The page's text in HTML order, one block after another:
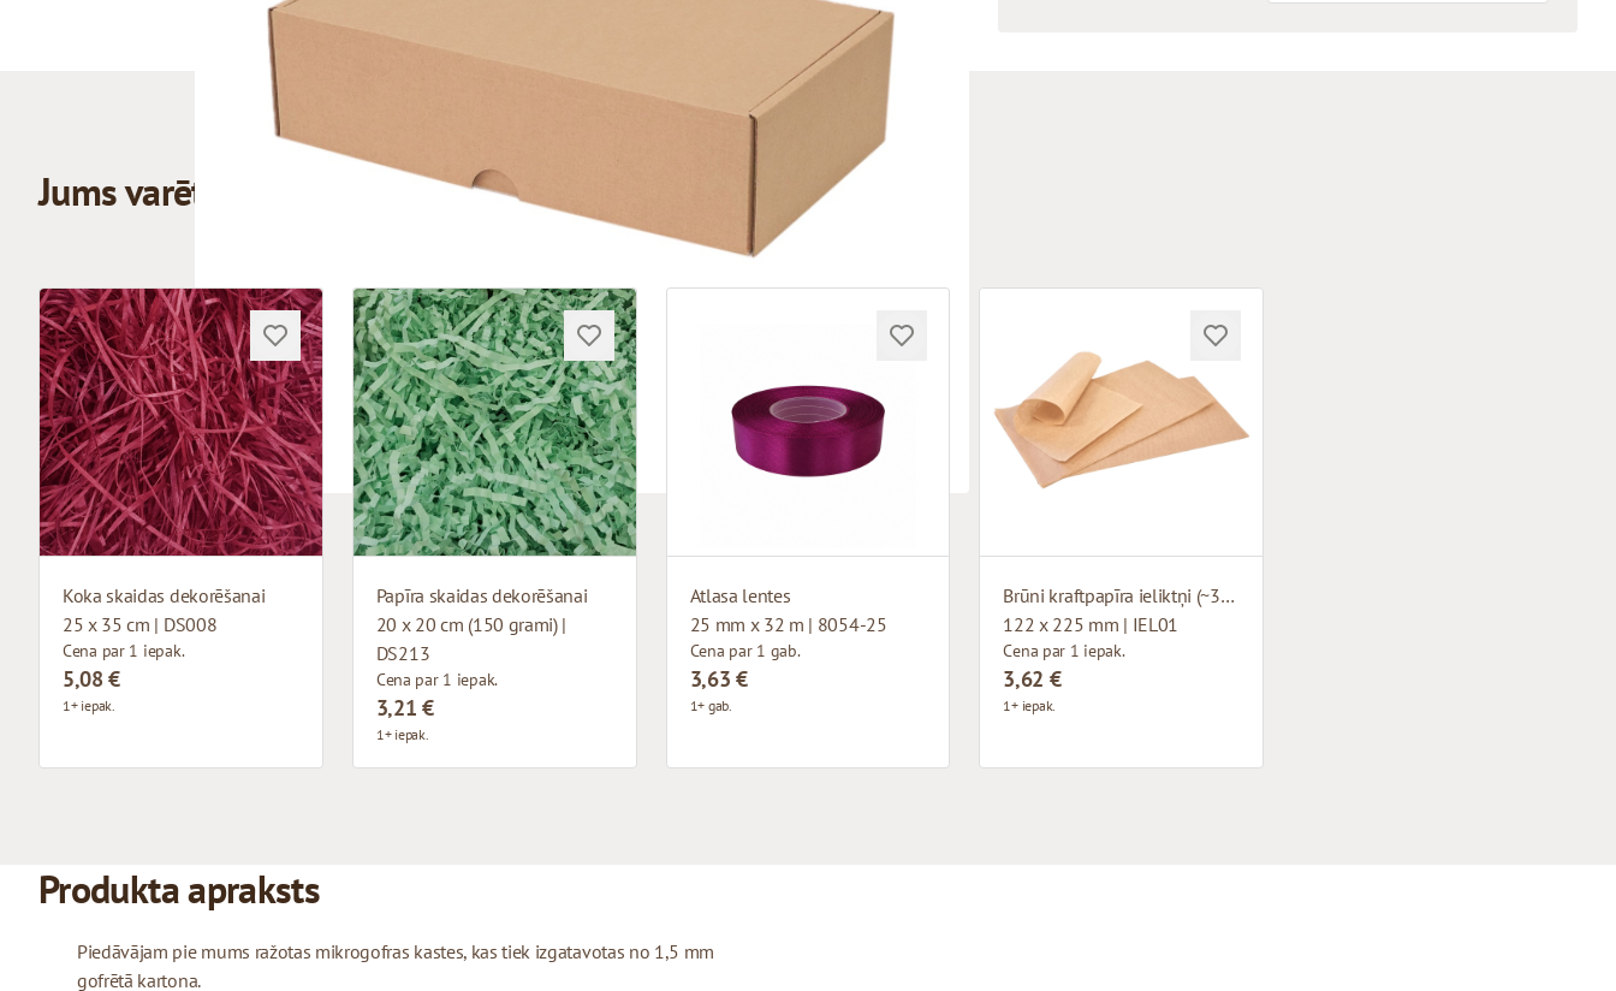
Jums varētu patikt
Koka skaidas dekorēšanai
25 x 35 cm | DS008
Cena par 1 iepak.
5,08 €
1+ iepak.
Papīra skaidas dekorēšanai
20 x 20 cm (150 grami) |
DS213
Cena par 1 iepak.
3,21 €
1+ iepak.
Atlasa lentes
25 mm x 32 m | 8054-25
Cena par 1 gab.
3,63 €
1+ gab.
Brūni kraftpapīra ieliktņi (~340 loksnes)
122 x 225 mm | IEL01
Cena par 1 iepak.
3,62 €
1+ iepak.
Produkta apraksts
Piedāvājam pie mums ražotas mikrogofras kastes, kas tiek izgatavotas no 1,5 mm
gofrētā kartona.